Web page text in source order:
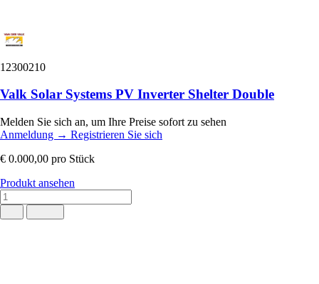
12300210
Valk Solar Systems PV Inverter Shelter Double
Melden Sie sich an, um Ihre Preise sofort zu sehen
Anmeldung → Registrieren Sie sich
€ 0.000,00 pro Stück
Produkt ansehen